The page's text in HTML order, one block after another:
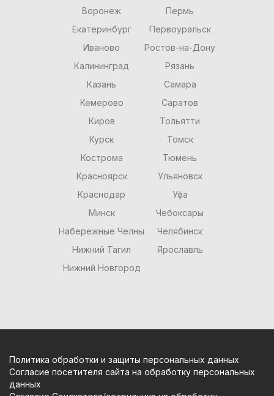
Воронеж
Екатеринбург
Иваново
Калининград
Казань
Кемерово
Киров
Курск
Кострома
Красноярск
Краснодар
Минск
Набережные Челны
Нижний Тагил
Нижний Новгород
Пермь
Первоуральск
Ростов-на-Дону
Рязань
Самара
Саратов
Тольятти
Томск
Тюмень
Ульяновск
Уфа
Чебоксары
Челябинск
Ярославль
Политика обработки и защиты персональных данных
Согласие посетителя сайта на обработку персональных
данных